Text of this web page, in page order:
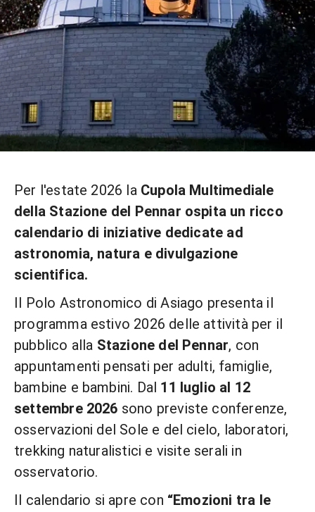
Per l'estate 2026 la Cupola Multimediale
della Stazione del Pennar ospita un ricco
calendario di iniziative dedicate ad
astronomia, natura e divulgazione
scientifica.
Il Polo Astronomico di Asiago presenta il
programma estivo 2026 delle attività per il
pubblico alla Stazione del Pennar, con
appuntamenti pensati per adulti, famiglie,
bambine e bambini. Dal 11 luglio al 12
settembre 2026 sono previste conferenze,
osservazioni del Sole e del cielo, laboratori,
trekking naturalistici e visite serali in
osservatorio.
Il calendario si apre con “Emozioni tra le